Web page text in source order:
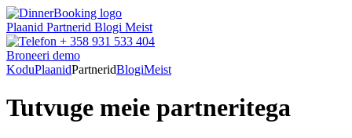
Plaanid Partnerid Blogi Meist
+ 358 931 533 404
Broneeri demo
KoduPlaanidPartneridBlogiMeist
Tutvuge meie partneritega